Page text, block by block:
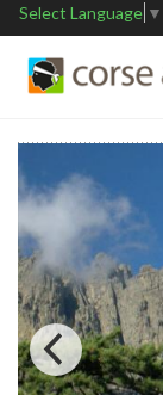
Select Language ▼